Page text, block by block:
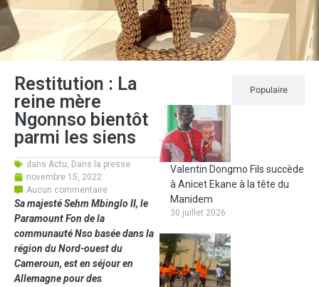
Restitution : La
reine mère
Ngonnso bientôt
parmi les siens
dans Actu, Dans la presse
novembre 15, 2022
Aucun commentaire
Sa majesté Sehm Mbinglo II, le
Paramount Fon de la
communauté Nso basée dans la
région du Nord-ouest du
Cameroun, est en séjour en
Allemagne pour des
Populaire
Valentin Dongmo Fils succède
à Anicet Ekane à la tête du
Manidem
30 juillet 2026